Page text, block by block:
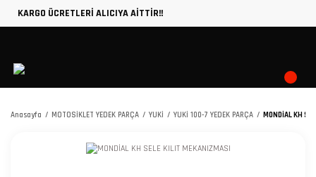
KARGO ÜCRETLERİ ALICIYA AİTTİR!!
Anasayfa MOTOSİKLET YEDEK PARÇA YUKİ YUKİ 100-7 YEDEK PARÇA MONDİAL KH